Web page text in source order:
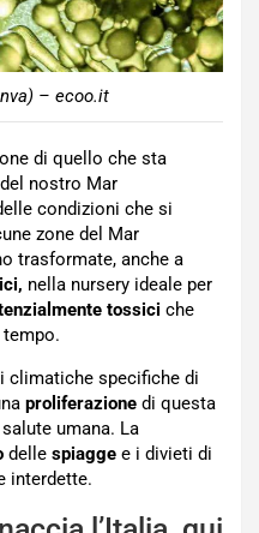
– ecoo.it
di quello che sta
nostro Mar
condizioni che si
zone del Mar
trasformate, anche a
nella nursery ideale per
tossici che
climatiche specifiche di
proliferazione di questa
umana. La
delle spiagge e i divieti di
interdette.